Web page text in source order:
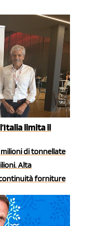
limita il
di tonnellate
Alta
forniture